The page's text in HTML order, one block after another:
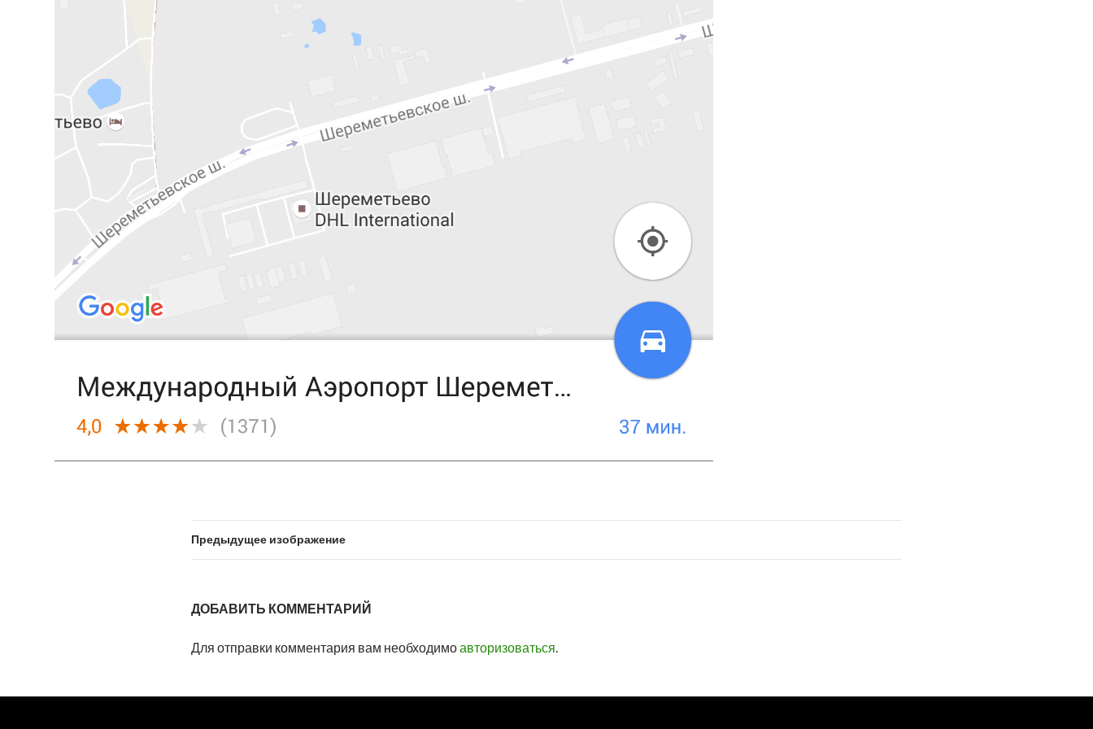
Предыдущее изображение
ДОБАВИТЬ КОММЕНТАРИЙ
Для отправки комментария вам необходимоавторизоваться.